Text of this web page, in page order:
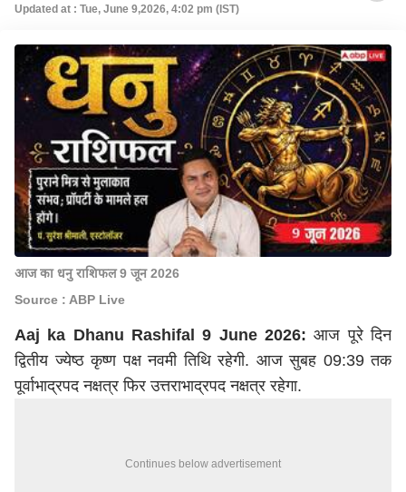
Updated at : Tue, June 9,2026, 4:02 pm (IST)
आज का धनु राशिफल 9 जून 2026
Source : ABP Live
Aaj ka Dhanu Rashifal 9 June 2026:आज पूरे दिन
द्वितीय ज्येष्ठ कृष्ण पक्ष नवमी तिथि रहेगी. आज सुबह 09:39 तक
पूर्वाभाद्रपद नक्षत्र फिर उत्तराभाद्रपद नक्षत्र रहेगा.
Continues below advertisement